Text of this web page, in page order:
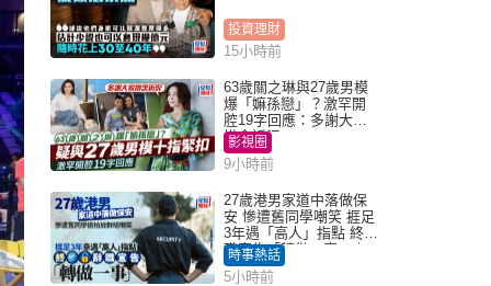
投資理財
15小時前
63歲關之琳與27歲男模
爆「嫲孫戀」？激罕開
腔19字回應：多謝大家
掛念近況
影視圈
9小時前
27歲港男家道中落做保
安 慘遭舊同學嘲笑 捱足
3年遇「高人」指點 終辭
職宣告「轉做一事」｜
Juicy叮
時事熱話
5小時前